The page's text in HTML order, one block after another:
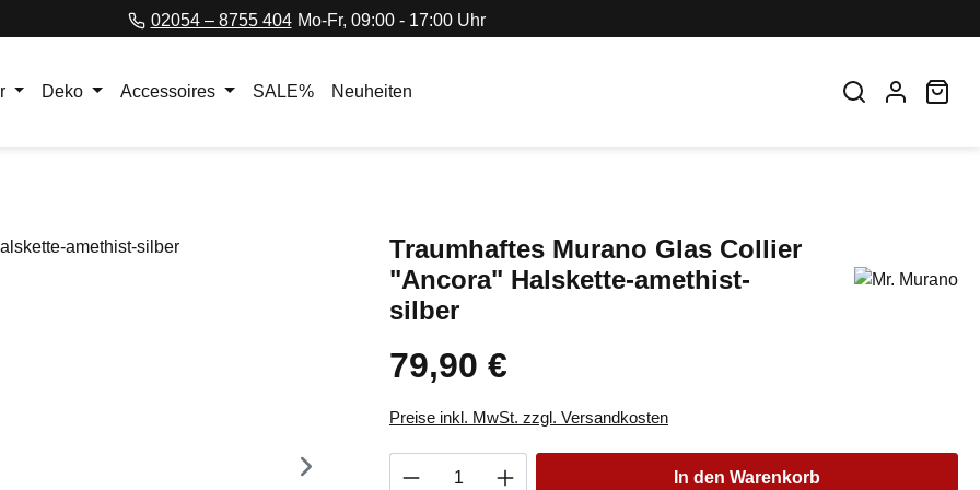
02054 – 8755 404 Mo-Fr, 09:00 - 17:00 Uhr
Deko Accessoires SALE% Neuheiten
Traumhaftes Murano Glas Collier
"Ancora" Halskette-amethist-
silber
Regulärer Preis:
79,90 €
Preise inkl. MwSt. zzgl. Versandkosten
Produkt Anzahl: Gib den gewünschten Wert ein
In den Warenkorb